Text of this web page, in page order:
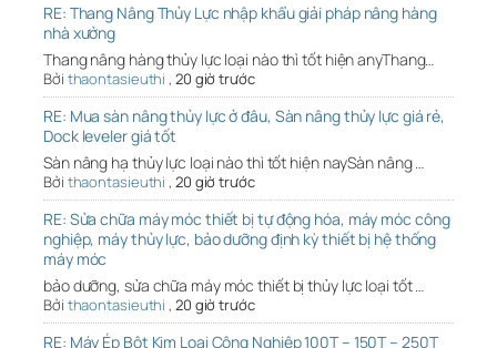
RE: Thang Nâng Thủy Lực nhập khẩu giải pháp nâng hàng
nhà xưởng
Thang nâng hàng thủy lực loại nào thì tốt hiện anyThang…
Bởi thaontasieuthi , 20 giờ trước
RE: Mua sàn nâng thủy lực ở đâu, Sàn nâng thủy lực giá rẻ,
Dock leveler giá tốt
Sàn nâng hạ thủy lực loại nào thì tốt hiện naySàn nâng …
Bởi thaontasieuthi , 20 giờ trước
RE: Sửa chữa máy móc thiết bị tự động hóa, máy móc công
nghiệp, máy thủy lực, bảo dưỡng định kỳ thiết bị hệ thống
máy móc
bảo dưỡng, sửa chữa máy móc thiết bị thủy lực loại tốt …
Bởi thaontasieuthi , 20 giờ trước
RE: Máy Ép Bột Kim Loại Công Nghiệp 100T – 150T – 250T